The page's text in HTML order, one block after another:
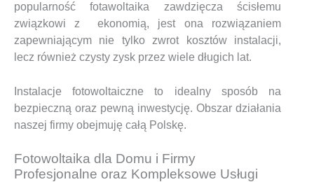
popularność fotawoltaika zawdzięcza ścisłemu
związkowi z ekonomią, jest ona rozwiązaniem
zapewniającym nie tylko zwrot kosztów instalacji,
lecz również czysty zysk przez wiele długich lat.
Instalacje fotowoltaiczne to idealny sposób na
bezpieczną oraz pewną inwestycję. Obszar działania
naszej firmy obejmuję całą Polskę.
Fotowoltaika dla Domu i Firmy
Profesjonalne oraz Kompleksowe Usługi